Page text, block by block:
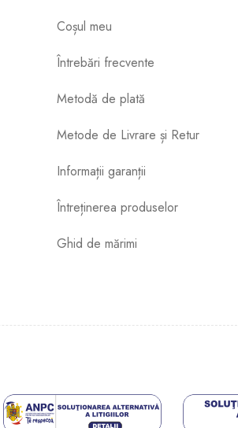
Coșul meu
Întrebări frecvente
Metodă de plată
Metode de Livrare și Retur
Informații garanții
Întreținerea produselor
Ghid de mărimi